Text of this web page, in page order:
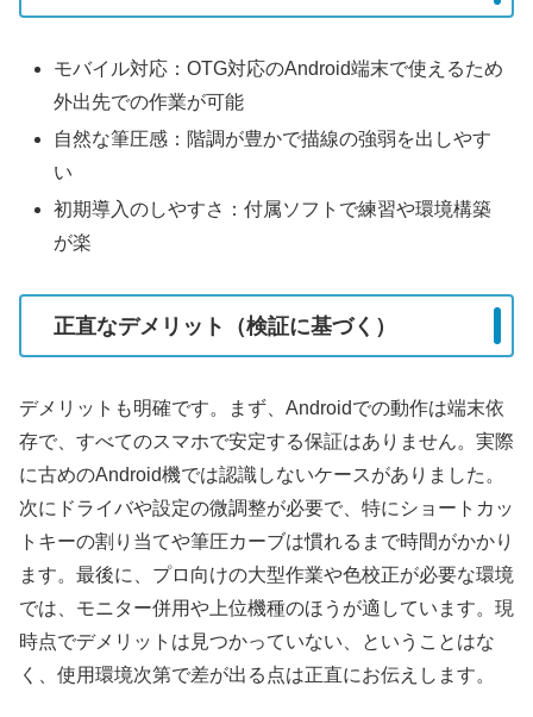
モバイル対応：OTG対応のAndroid端末で使えるため
外出先での作業が可能
自然な筆圧感：階調が豊かで描線の強弱を出しやす
い
初期導入のしやすさ：付属ソフトで練習や環境構築
が楽
正直なデメリット（検証に基づく）
デメリットも明確です。まず、Androidでの動作は端末依
存で、すべてのスマホで安定する保証はありません。実際
に古めのAndroid機では認識しないケースがありました。
次にドライバや設定の微調整が必要で、特にショートカッ
トキーの割り当てや筆圧カーブは慣れるまで時間がかかり
ます。最後に、プロ向けの大型作業や色校正が必要な環境
では、モニター併用や上位機種のほうが適しています。現
時点でデメリットは見つかっていない、ということはな
く、使用環境次第で差が出る点は正直にお伝えします。